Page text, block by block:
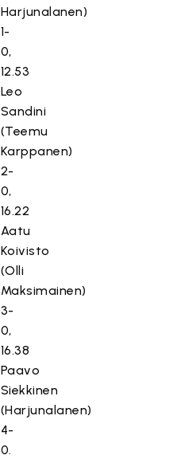
Harjunalanen)
1-
0,
12.53
Leo
Sandini
(Teemu
Karppanen)
2-
0,
16.22
Aatu
Koivisto
(Olli
Maksimainen)
3-
0,
16.38
Paavo
Siekkinen
(Harjunalanen)
4-
0.